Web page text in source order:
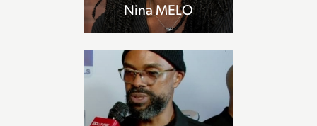
Nina MELO